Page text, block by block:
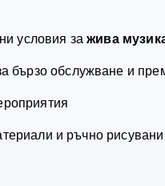
условия зажива
бързо обслужване и
и ръчно